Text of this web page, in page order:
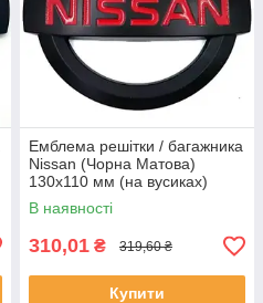
Емблема решітки / багажника
Nissan (Чорна Матова)
130х110 мм (на вусиках)
628901KA0A
В наявності
310,01 ₴ 319,60 ₴
Купити